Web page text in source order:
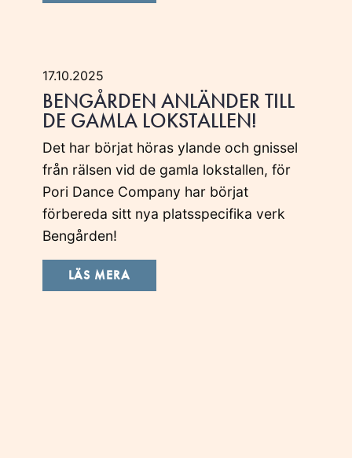
17.10.2025
BENGÅRDEN ANLÄNDER TILL
DE GAMLA LOKSTALLEN!
Det har börjat höras ylande och gnissel
från rälsen vid de gamla lokstallen, för
Pori Dance Company har börjat
förbereda sitt nya platsspecifika verk
Bengården!
LÄS MERA